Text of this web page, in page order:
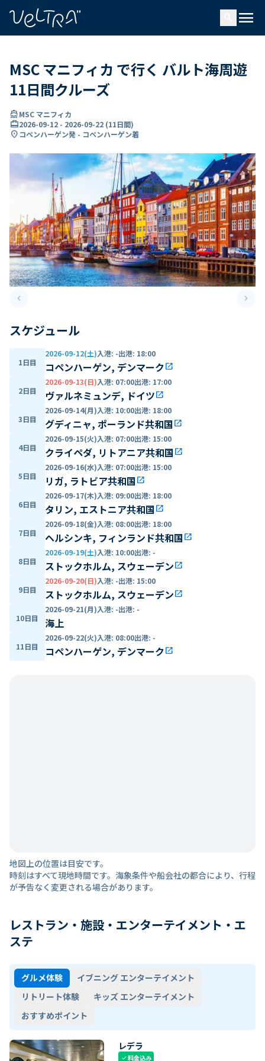
menu
MSC マニフィカ で行く バルト海周遊
11日間クルーズ
directions_boatMSC マニフィカ
card_travel2026-09-12 - 2026-09-22 (11日間)
location_on コペンハーゲン発 - コペンハーゲン着
keyboard_arrow_leftPrevious slide keyboard_arrow_right
スケジュール
1日目
2026-09-12(土)入港: -出港: 18:00
コペンハーゲン, デンマークopen_in_new
2日目
2026-09-13(日)入港: 07:00出港: 17:00
ヴァルネミュンデ, ドイツopen_in_new
3日目
2026-09-14(月)入港: 10:00出港: 18:00
グディニャ, ポーランド共和国open_in_new
4日目
2026-09-15(火)入港: 07:00出港: 15:00
クライペダ, リトアニア共和国open_in_new
5日目
2026-09-16(水)入港: 07:00出港: 15:00
リガ, ラトビア共和国open_in_new
6日目
2026-09-17(木)入港: 09:00出港: 18:00
タリン, エストニア共和国open_in_new
7日目
2026-09-18(金)入港: 08:00出港: 18:00
ヘルシンキ, フィンランド共和国open_in_new
8日目
2026-09-19(土)入港: 10:00出港: -
ストックホルム, スウェーデンopen_in_new
9日目
2026-09-20(日)入港: -出港: 15:00
ストックホルム, スウェーデンopen_in_new
10日目
2026-09-21(月)入港: -出港: -
海上
11日目
2026-09-22(火)入港: 08:00出港: -
コペンハーゲン, デンマークopen_in_new
地図上の位置は目安です。
時刻はすべて現地時間です。海象条件や船会社の都合により、行程
が予告なく変更される場合があります。
レストラン・施設・エンターテイメント・エ
ステ
グルメ体験
イブニング エンターテイメント
リトリート体験
キッズ エンターテイメント
おすすめポイント
レデラ
check料金込み